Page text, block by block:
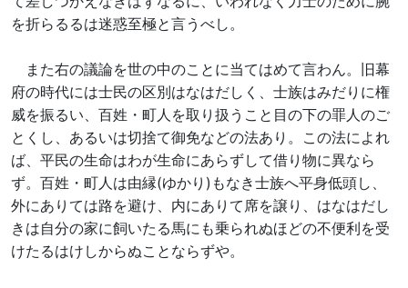
を折らるるは迷惑至極と言うべし。
また右の議論を世の中のことに当てはめて言わん。旧幕
府の時代には士民の区別はなはだしく、士族はみだりに権
威を振るい、百姓・町人を取り扱うこと目の下の罪人のご
とくし、あるいは切捨て御免などの法あり。この法によれ
ば、平民の生命はわが生命にあらずして借り物に異なら
ず。百姓・町人は由縁(ゆかり)もなき士族へ平身低頭し、
外にありては路を避け、内にありて席を譲り、はなはだし
きは自分の家に飼いたる馬にも乗られぬほどの不便利を受
けたるはけしからぬことならずや。